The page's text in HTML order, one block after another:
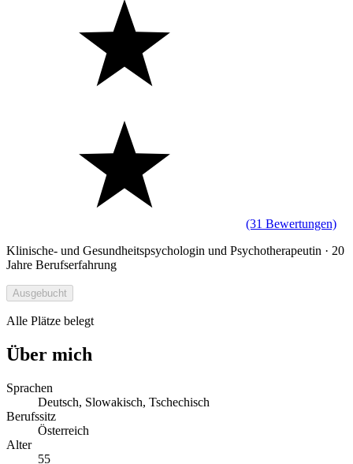
(31 Bewertungen)
Klinische- und Gesundheitspsychologin und Psychotherapeutin · 20
Jahre Berufserfahrung
Ausgebucht
Alle Plätze belegt
Über mich
Sprachen
Deutsch, Slowakisch, Tschechisch
Berufssitz
Österreich
Alter
55